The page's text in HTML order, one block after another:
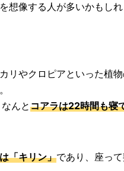
想像する人が多いかもしれ
やクロピアといった植
んとコアラは22時間も寝
「キリン」であり、座っ